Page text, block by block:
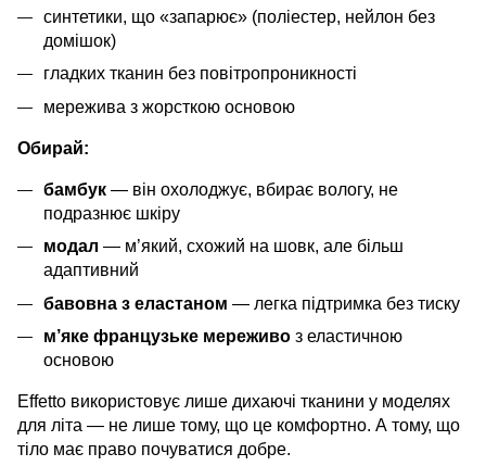
синтетики, що «запарює» (поліестер, нейлон без
домішок)
гладких тканин без повітропроникності
мережива з жорсткою основою
Обирай:
бамбук — він охолоджує, вбирає вологу, не
подразнює шкіру
модал — м’який, схожий на шовк, але більш
адаптивний
бавовна з еластаном — легка підтримка без тиску
м’яке французьке мереживо з еластичною
основою
Effetto використовує лише дихаючі тканини у моделях
для літа — не лише тому, що це комфортно. А тому, що
тіло має право почуватися добре.